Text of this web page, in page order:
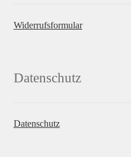
Widerrufsformular
Datenschutz
Datenschutz